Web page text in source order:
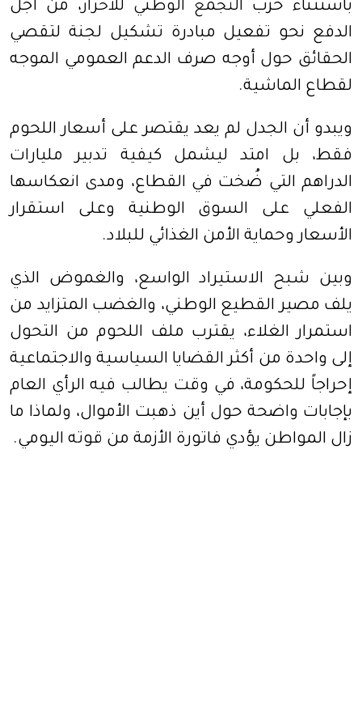
باستثناء حزب التجمع الوطني للأحرار، من أجل
الدفع نحو تفعيل مبادرة تشكيل لجنة لتقصي
الحقائق حول أوجه صرف الدعم العمومي الموجه
لقطاع الماشية.
ويبدو أن الجدل لم يعد يقتصر على أسعار اللحوم
فقط، بل امتد ليشمل كيفية تدبير مليارات
الدراهم التي ضُخت في القطاع، ومدى انعكاسها
الفعلي على السوق الوطنية وعلى استقرار
الأسعار وحماية الأمن الغذائي للبلاد.
وبين شبح الاستيراد الواسع، والغموض الذي
يلف مصير القطيع الوطني، والغضب المتزايد من
استمرار الغلاء، يقترب ملف اللحوم من التحول
إلى واحدة من أكثر القضايا السياسية والاجتماعية
إحراجاً للحكومة، في وقت يطالب فيه الرأي العام
بإجابات واضحة حول أين ذهبت الأموال، ولماذا ما
زال المواطن يؤدي فاتورة الأزمة من قوته اليومي.